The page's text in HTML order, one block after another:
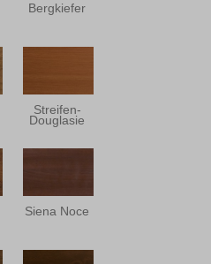
Bergkiefer
Streifen-
Douglasie
Siena Noce